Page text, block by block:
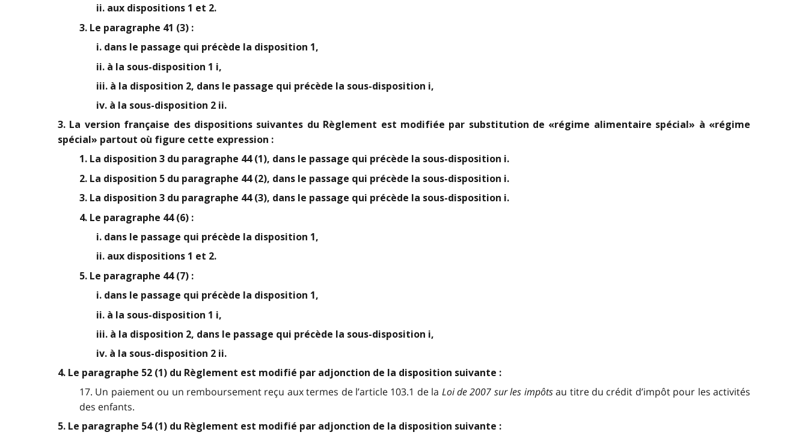
ii. aux dispositions 1 et 2.
3. Le paragraphe 41 (3) :
i. dans le passage qui précède la disposition 1,
ii. à la sous-disposition 1 i,
iii. à la disposition 2, dans le passage qui précède la sous-disposition i,
iv. à la sous-disposition 2 ii.
3. La version française des dispositions suivantes du Règlement est modifiée par substitution de «régime alimentaire spécial» à «régime
spécial» partout où figure cette expression :
1. La disposition 3 du paragraphe 44 (1), dans le passage qui précède la sous-disposition i.
2. La disposition 5 du paragraphe 44 (2), dans le passage qui précède la sous-disposition i.
3. La disposition 3 du paragraphe 44 (3), dans le passage qui précède la sous-disposition i.
4. Le paragraphe 44 (6) :
i. dans le passage qui précède la disposition 1,
ii. aux dispositions 1 et 2.
5. Le paragraphe 44 (7) :
i. dans le passage qui précède la disposition 1,
ii. à la sous-disposition 1 i,
iii. à la disposition 2, dans le passage qui précède la sous-disposition i,
iv. à la sous-disposition 2 ii.
4. Le paragraphe 52 (1) du Règlement est modifié par adjonction de la disposition suivante :
17. Un paiement ou un remboursement reçu aux termes de l’article 103.1 de la Loi de 2007 sur les impôtsau titre du crédit d’impôt pour les activités
des enfants.
5. Le paragraphe 54 (1) du Règlement est modifié par adjonction de la disposition suivante :